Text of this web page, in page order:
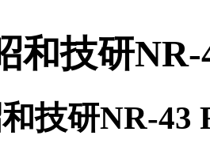
和技研
技研NR-43